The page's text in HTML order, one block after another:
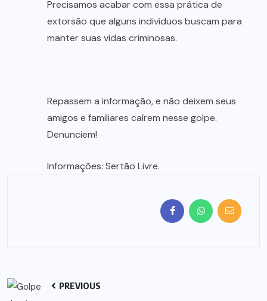
Precisamos acabar com essa prática de
extorsão que alguns indivíduos buscam para
manter suas vidas criminosas.
Repassem a informação, e não deixem seus
amigos e familiares caírem nesse golpe.
Denunciem!
Informações: Sertão Livre.
PREVIOUS